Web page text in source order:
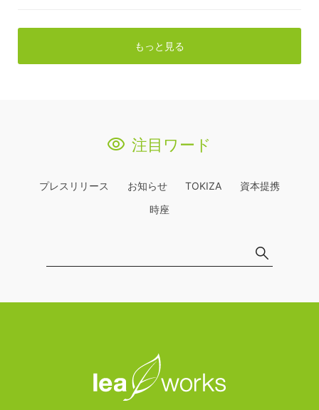
もっと見る
注目ワード
プレスリリース お知らせ TOKIZA
資本提携
時座